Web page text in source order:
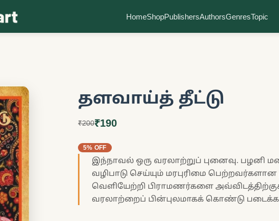
HomeShopPublishersAuthorsGenresTopic
தளவாய்த் தீட்டு
₹200₹190
5% OFF
இந்நாவல் ஒரு வரலாற்றுப் புனைவு. பழனி
வழிபாடு செய்யும் மரபுரிமை
வெளியேற்றி பிராமணர்களை
வரலாற்றைப் பின்புலமாகக் கொண்டு